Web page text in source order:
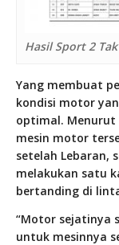
Hasil Sport 2
Yang membuat
kondisi motor
optimal. Menurut
mesin motor
setelah Lebaran,
melakukan satu
bertanding di
“Motor sejatinya
untuk mesinnya